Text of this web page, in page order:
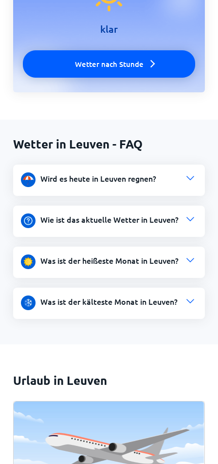
klar
Wetter nach Stunde
Wetter in Leuven - FAQ
Wird es heute in Leuven regnen?
Wie ist das aktuelle Wetter in Leuven?
Was ist der heißeste Monat in Leuven?
Was ist der kälteste Monat in Leuven?
Urlaub in Leuven